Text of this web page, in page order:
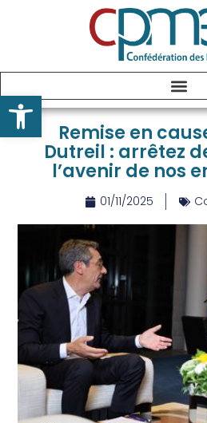
Remise en
Dutreil : arrêtez
l’avenir de nos
01/11/2025
Ouvrir la barre